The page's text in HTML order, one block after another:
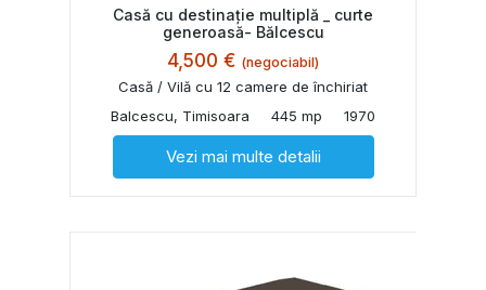
Casă cu destinație multiplă _ curte
generoasă- Bălcescu
4,500 € (negociabil)
Casă / Vilă cu 12 camere de închiriat
Balcescu, Timisoara
445 mp 1970
Vezi mai multe detalii